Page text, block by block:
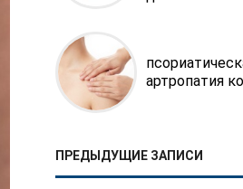
артропатия
ПРЕДЫДУЩИЕ ЗАПИСИ